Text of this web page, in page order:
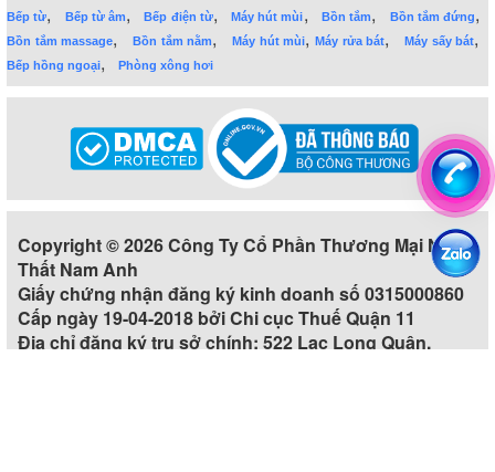
Bếp từ, Bếp từ âm,Bếp điện từ,Máy hút mùi, Bồn tắm, Bồn tắm đứng,
Bồn tắm massage,Bồn tắm nằm,Máy hút mùi,Máy rửa bát,Máy sấy bát,
Bếp hồng ngoại, Phòng xông hơi
Copyright © 2026 Công Ty Cổ Phần Thương Mại Nội
Thất Nam Anh
Giấy chứng nhận đăng ký kinh doanh số 0315000860
Cấp ngày 19-04-2018 bởi Chi cục Thuế Quận 11
Địa chỉ đăng ký trụ sở chính: 522 Lạc Long Quân,